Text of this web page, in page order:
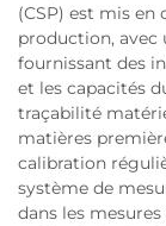
(CSP) est mis
production, avec
fournissant des
et les capacités
traçabilité
matières
calibration
système de
dans les